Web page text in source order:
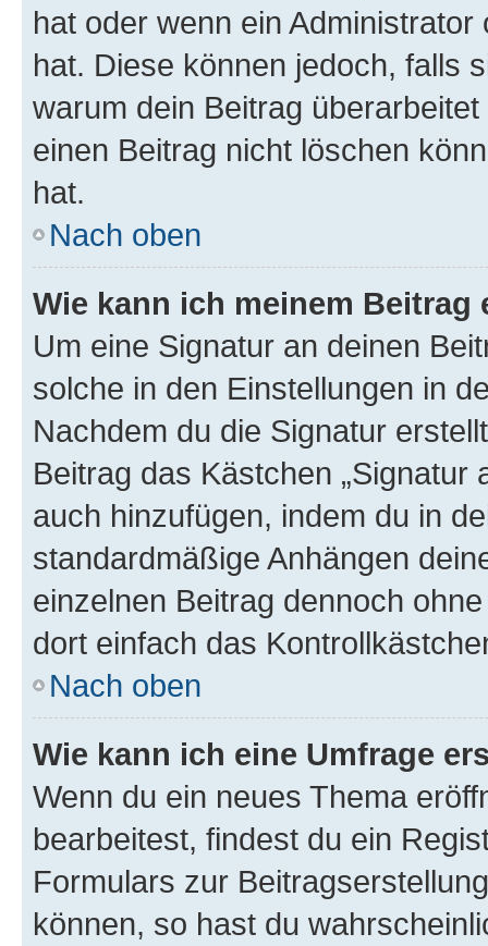
hat oder wenn ein
hat. Diese können jedoch, falls
warum dein Beitrag
einen Beitrag nicht löschen
hat.
Nach oben
Wie kann ich meinem
Um eine Signatur an deinen
solche in den Einstellungen in
Nachdem du die Signatur
Beitrag das Kästchen „Signatur
auch hinzufügen, indem du in
standardmäßige Anhängen
einzelnen Beitrag dennoch
dort einfach das
Nach oben
Wie kann ich eine Umfrage
Wenn du ein neues Thema
bearbeitest, findest du ein
Formulars zur
können, so hast du